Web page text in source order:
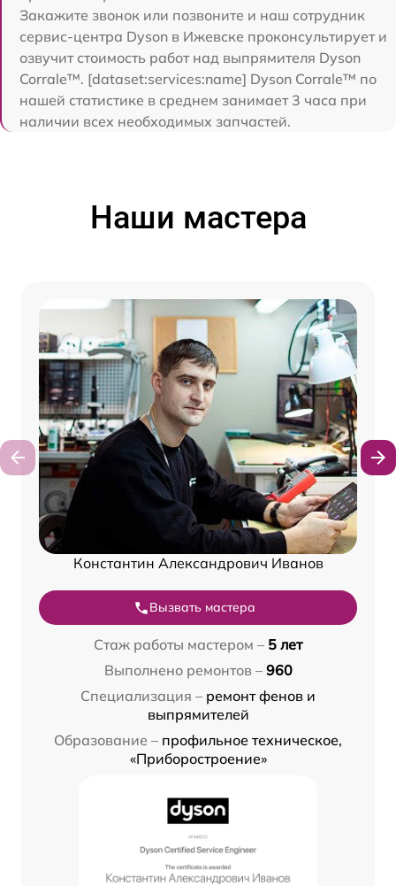
Закажите звонок или позвоните и наш сотрудник
сервис-центра Dyson в Ижевске проконсультирует и
озвучит стоимость работ над выпрямителя Dyson
Corrale™. [dataset:services:name] Dyson Corrale™ по
нашей статистике в среднем занимает 3 часа при
наличии всех необходимых запчастей.
Наши мастера
Константин Александрович Иванов
Вызвать мастера
Стаж работы мастером – 5 лет
Выполнено ремонтов – 960
Специализация – ремонт фенов и
выпрямителей
Образование – профильное техническое,
«Приборостроение»